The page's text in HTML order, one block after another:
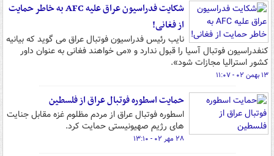
شکایت فدراسیون عراق علیه AFC به خاطر حمایت
از فغانی!
نایب رئیس فدراسیون فوتبال عراق می گوید که بیانیه
کنفدراسیون فوتبال آسیا را قبول ندارد و «می خواهند فغانی به عنوان داور
کشور استرالیا مجازات شود».
۱۳ بهمن ۰۲ - ۱۱:۰۷
حمایت اسطوره فوتبال عراق از فلسطین
اسطوره فوتبال عراق از مردم مظلوم غزه مقابل جنایت
های رژیم صهیونیستی حمایت کرد.
۲۸ مهر ۰۲ - ۱۳:۱۰